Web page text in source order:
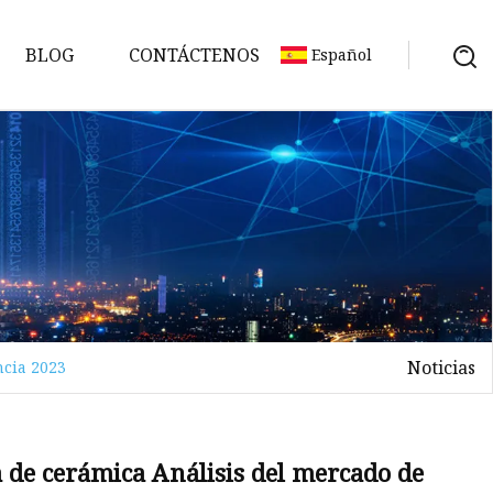
BLOG CONTÁCTENOS Español
2023 Noticias
cerámica Análisis del mercado de